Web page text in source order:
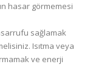
hasar görmemesi
sağlamak
Isıtma veya
ve enerji